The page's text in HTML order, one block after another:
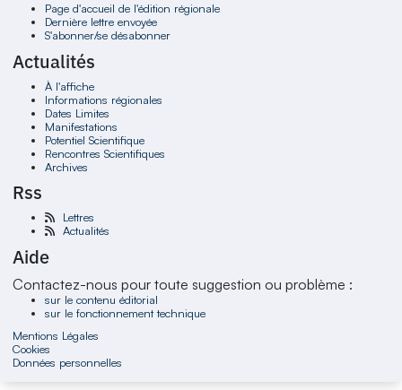
Page d'accueil de l'édition régionale
Dernière lettre envoyée
S'abonner/se désabonner
Actualités
À l'affiche
Informations régionales
Dates Limites
Manifestations
Potentiel Scientifique
Rencontres Scientifiques
Archives
Rss
Lettres
Actualités
Aide
Contactez-nous pour toute suggestion ou problème :
sur le contenu éditorial
sur le fonctionnement technique
Mentions Légales
Cookies
Données personnelles